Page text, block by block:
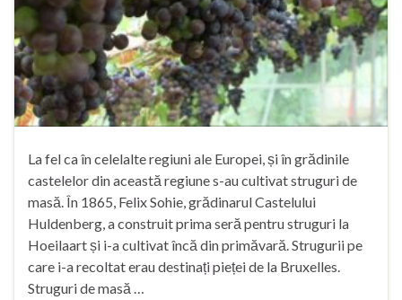
La fel ca în celelalte regiuni ale Europei, și în grădinile
castelelor din această regiune s-au cultivat struguri de
masă. În 1865, Felix Sohie, grădinarul Castelului
Huldenberg, a construit prima seră pentru struguri la
Hoeilaart și i-a cultivat încă din primăvară. Strugurii pe
care i-a recoltat erau destinați pieței de la Bruxelles.
Struguri de masă …